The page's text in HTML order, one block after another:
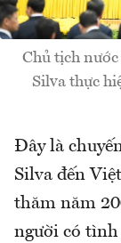
Chủ tịch
Silva thực
Đây là
Silva đến
thăm năm
người có tình